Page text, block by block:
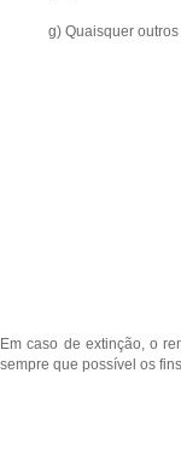
g) Quaisquer
Em caso de extinção, o
sempre que possível os